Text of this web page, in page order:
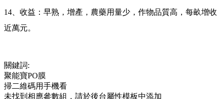
14、收益：早熟，增產，農藥用量少，作物品質高，每畝增收
近萬元。
關鍵詞:
聚能寶PO膜
掃二維碼用手機看
未找到相應參數組，請於後台屬性模板中添加